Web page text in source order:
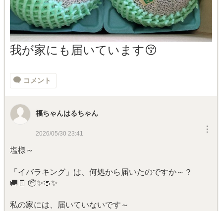
我が家にも届いています😚
コメント
福ちゃんはるちゃん
2026/05/30 23:41 ︙
塩様～
「イバラキング」は、何処から届いたのですか～？
🚚🧾 📦️✨🍈✨
私の家には、届いていないです～